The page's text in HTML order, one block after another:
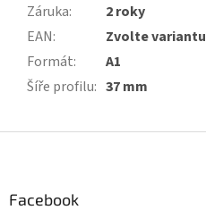
Záruka:
2 roky
EAN:
Zvolte variantu
Formát:
A1
Šíře profilu: 37 mm
Facebook